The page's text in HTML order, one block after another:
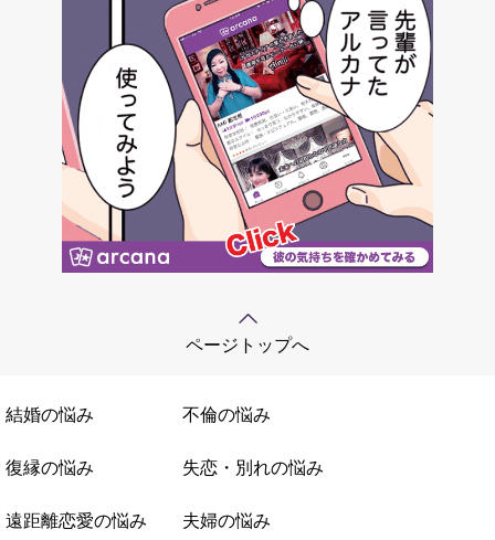
ページトップへ
結婚の悩み 不倫の悩み
復縁の悩み 失恋・別れの悩み
遠距離恋愛の悩み 夫婦の悩み